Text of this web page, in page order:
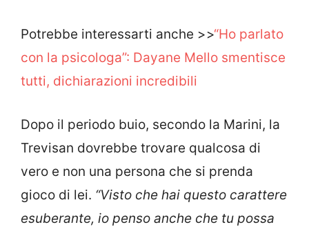
Potrebbe interessarti anche >>“Ho parlato
con la psicologa”: Dayane Mello smentisce
tutti, dichiarazioni incredibili
Dopo il periodo buio, secondo la Marini, la
Trevisan dovrebbe trovare qualcosa di
vero e non una persona che si prenda
gioco di lei. “Visto che hai questo carattere
esuberante, io penso anche che tu possa